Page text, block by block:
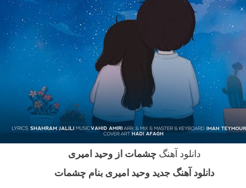
دانلود آهنگچشمات از وحید امیری
دانلود آهنگ جدید وحید امیری بنام چشمات